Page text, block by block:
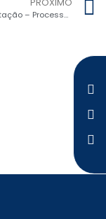
Aviso de Licitação – Processo n° 03/2023, Pregão Eletrônico n° 02/2023